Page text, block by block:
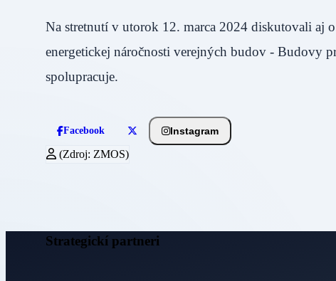
Na stretnutí v utorok 12. marca 2024 diskutovali aj
energetickej náročnosti verejných budov - Budovy
spolupracuje.
Facebook Instagram
(Zdroj: ZMOS)
Strategickí partneri